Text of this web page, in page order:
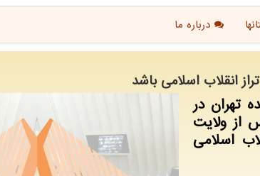
درباره ما
انقلاب اسلامی باشد
تهران در
از ولایت
اسلامی